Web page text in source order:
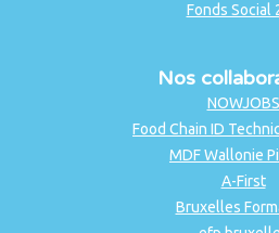
Fonds Social
Nos
NOWJOBS
Food Chain ID
MDF Wallonie
A-First
Bruxelles